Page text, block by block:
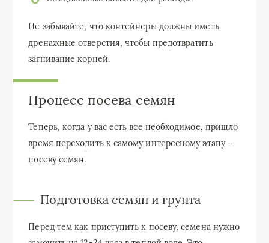
Не забывайте, что контейнеры должны иметь
дренажные отверстия, чтобы предотвратить
загнивание корней.
Процесс посева семян
Теперь, когда у вас есть все необходимое, пришло
время переходить к самому интересному этапу –
посеву семян.
Подготовка семян и грунта
Перед тем как приступить к посеву, семена нужно